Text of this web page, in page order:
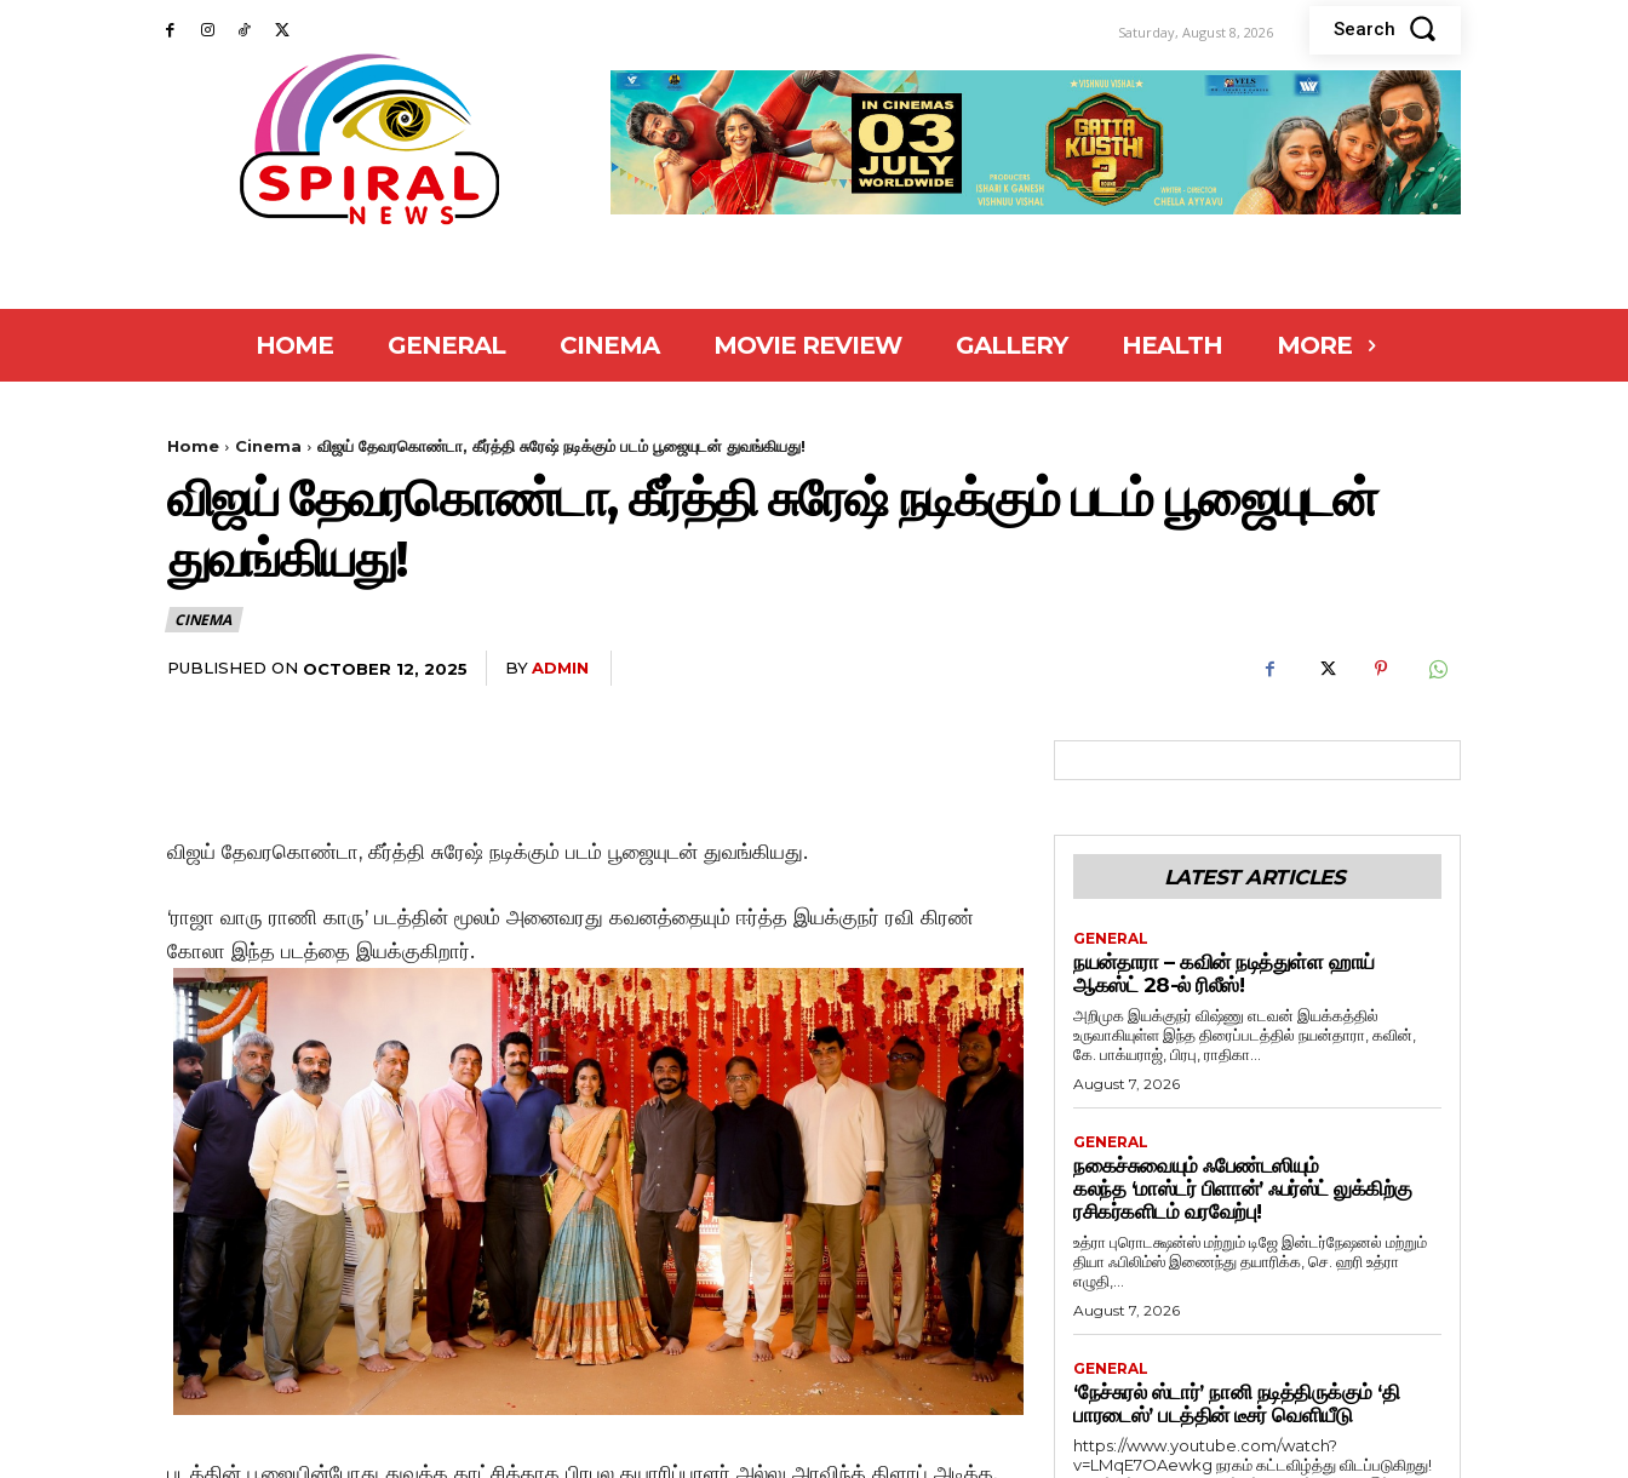
Saturday, August 8, 2026 Search
HOME GENERAL CINEMA MOVIE REVIEW GALLERY HEALTH MORE
Home Cinema விஜய் தேவரகொண்டா, கீர்த்தி சுரேஷ் நடிக்கும் படம் பூஜையுடன் துவங்கியது!
விஜய் தேவரகொண்டா, கீர்த்தி சுரேஷ் நடிக்கும் படம் பூஜையுடன்
துவங்கியது!
CINEMA
PUBLISHED ON OCTOBER 12, 2025 BYADMIN
விஜய் தேவரகொண்டா, கீர்த்தி சுரேஷ் நடிக்கும் படம் பூஜையுடன் துவங்கியது.
‘ராஜா வாரு ராணி காரு’ படத்தின் மூலம் அனைவரது கவனத்தையும் ஈர்த்த இயக்குநர் ரவி கிரண்
கோலா இந்த படத்தை இயக்குகிறார்.
படத்தின் பூஜையின்போது துவக்க காட்சிக்காக பிரபல தயாரிப்பாளர் அல்லு அரவிந்த் கிளாப் அடிக்க,
LATEST ARTICLES
GENERAL
நயன்தாரா – கவின் நடித்துள்ள ஹாய்
ஆகஸ்ட் 28-ல் ரிலீஸ்!
அறிமுக இயக்குநர் விஷ்ணு எடவன் இயக்கத்தில்
உருவாகியுள்ள இந்த திரைப்படத்தில் நயன்தாரா, கவின்,
கே. பாக்யராஜ், பிரபு, ராதிகா...
August 7, 2026
GENERAL
நகைச்சுவையும் ஃபேண்டஸியும்
கலந்த ‘மாஸ்டர் பிளான்’ ஃபர்ஸ்ட் லுக்கிற்கு
ரசிகர்களிடம் வரவேற்பு!
உத்ரா புரொடக்ஷன்ஸ் மற்றும் டிஜே இன்டர்நேஷனல் மற்றும்
தியா ஃபிலிம்ஸ் இணைந்து தயாரிக்க, செ. ஹரி உத்ரா
எழுதி,...
August 7, 2026
GENERAL
‘நேச்சுரல் ஸ்டார்’ நானி நடித்திருக்கும் ‘தி
பாரடைஸ்’ படத்தின் டீசர் வெளியீடு
https://www.youtube.com/watch?
v=LMqE7OAewkg நரகம் கட்டவிழ்த்து விடப்படுகிறது!